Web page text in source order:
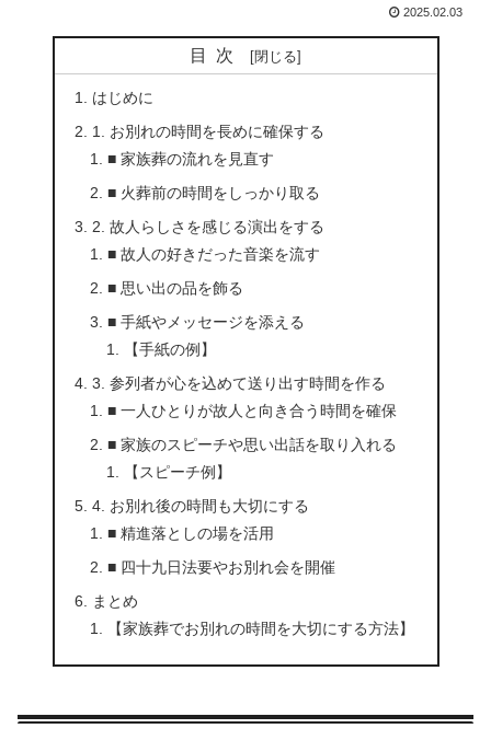
2025.02.03
目次
はじめに
1. お別れの時間を長めに確保する
■ 家族葬の流れを見直す
■ 火葬前の時間をしっかり取る
2. 故人らしさを感じる演出をする
■ 故人の好きだった音楽を流す
■ 思い出の品を飾る
■ 手紙やメッセージを添える
【手紙の例】
3. 参列者が心を込めて送り出す時間を作る
■ 一人ひとりが故人と向き合う時間を確保
■ 家族のスピーチや思い出話を取り入れる
【スピーチ例】
4. お別れ後の時間も大切にする
■ 精進落としの場を活用
■ 四十九日法要やお別れ会を開催
まとめ
【家族葬でお別れの時間を大切にする方法】